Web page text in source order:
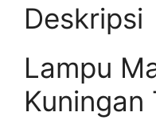
Deskripsi
Lampu
Kuningan